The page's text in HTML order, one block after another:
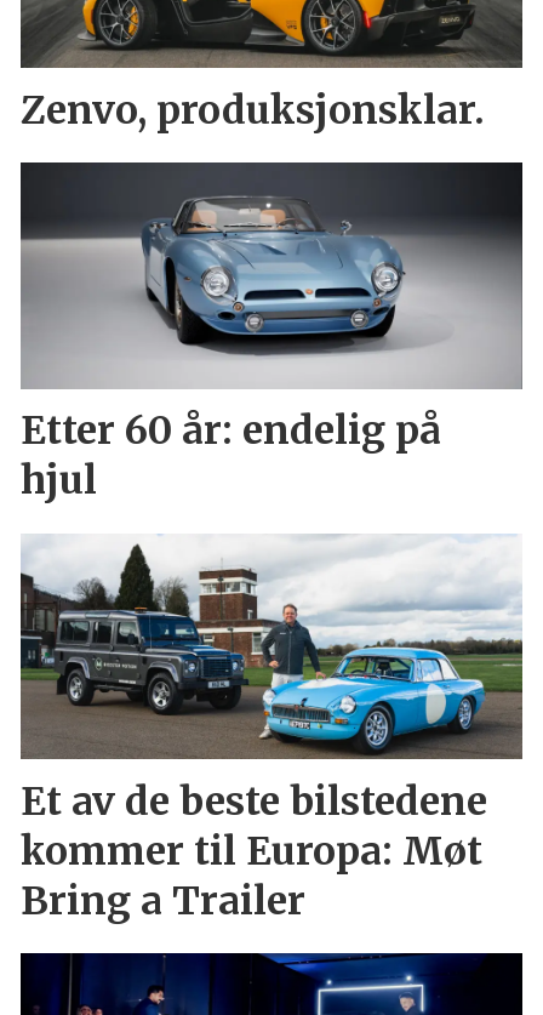
Zenvo, produksjonsklar.
Etter 60 år: endelig på
hjul
Et av de beste bilstedene
kommer til Europa: Møt
Bring a Trailer